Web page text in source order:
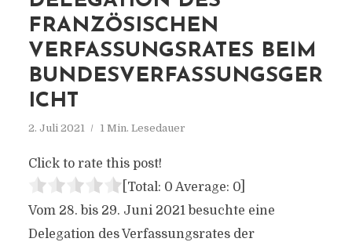
FRANZÖSISCHEN
VERFASSUNGSRATES BEIM
BUNDESVERFASSUNGSGER
ICHT
2. Juli 2021 1 Min. Lesedauer
Click to rate this post!
[Total: 0 Average: 0]
Vom 28. bis 29. Juni 2021 besuchte eine
Delegation des Verfassungsrates der